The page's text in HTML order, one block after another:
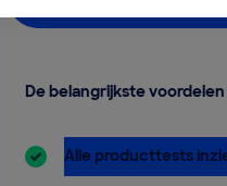
De belangrijkste voordelen
inbegrepen:
Alle producttests